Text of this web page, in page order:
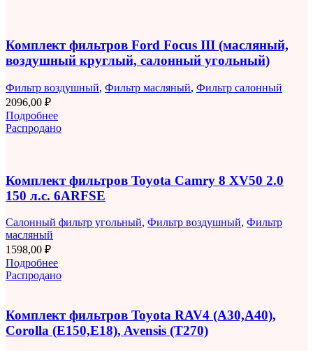
Комплект фильтров Ford Focus III (масляный,
воздушный круглый, салонный угольный)
Фильтр воздушный, Фильтр масляный, Фильтр салонный
2096,00 ₽
Подробнее
Распродано
Комплект фильтров Toyota Camry 8 XV50 2.0
150 л.с. 6ARFSE
Салонный фильтр угольный, Фильтр воздушный, Фильтр
масляный
1598,00 ₽
Подробнее
Распродано
Комплект фильтров Toyota RAV4 (A30,A40),
Corolla (E150,E18), Avensis (T270)